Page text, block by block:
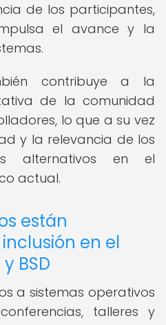
de los participantes,
el avance y la
contribuye a la
de la comunidad
lo que a su vez
y la relevancia de los
alternativos en el
actual.
están
en el
BSD
a sistemas operativos
talleres y